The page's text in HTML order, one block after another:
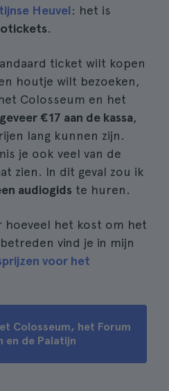
Heuvel: het is
.
ticket wilt kopen
houtje wilt bezoeken,
Colosseum en het
€17 aan de kassa,
lang kunnen zijn.
je ook veel van de
zien. In dit geval zou ik
audiogids te huren.
hoeveel het kost om het
vind je in mijn
voor het
Colosseum, het Forum
en de Palatijn